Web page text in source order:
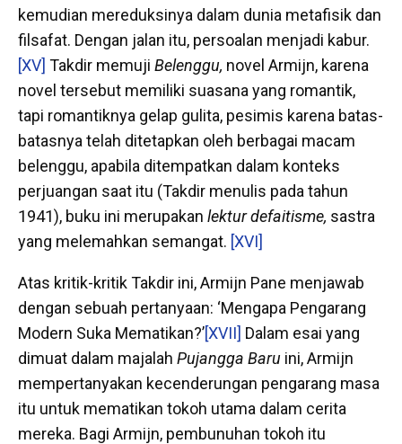
kemudian mereduksinya dalam dunia metafisik dan
filsafat. Dengan jalan itu, persoalan menjadi kabur.
[XV] Takdir memuji Belenggu, novel Armijn, karena
novel tersebut memiliki suasana yang romantik,
tapi romantiknya gelap gulita, pesimis karena batas-
batasnya telah ditetapkan oleh berbagai macam
belenggu, apabila ditempatkan dalam konteks
perjuangan saat itu (Takdir menulis pada tahun
1941), buku ini merupakan lektur defaitisme, sastra
yang melemahkan semangat. [XVI]
Atas kritik-kritik Takdir ini, Armijn Pane menjawab
dengan sebuah pertanyaan: ‘Mengapa Pengarang
Modern Suka Mematikan?’[XVII] Dalam esai yang
dimuat dalam majalah Pujangga Baru ini, Armijn
mempertanyakan kecenderungan pengarang masa
itu untuk mematikan tokoh utama dalam cerita
mereka. Bagi Armijn, pembunuhan tokoh itu